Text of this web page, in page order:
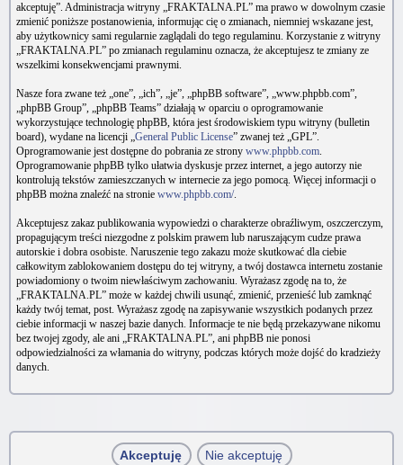
akceptuję”. Administracja witryny „FRAKTALNA.PL” ma prawo w dowolnym czasie
zmienić poniższe postanowienia, informując cię o zmianach, niemniej wskazane jest,
aby użytkownicy sami regularnie zaglądali do tego regulaminu. Korzystanie z witryny
„FRAKTALNA.PL” po zmianach regulaminu oznacza, że akceptujesz te zmiany ze
wszelkimi konsekwencjami prawnymi.
Nasze fora zwane też „one”, „ich”, „je”, „phpBB software”, „www.phpbb.com”,
„phpBB Group”, „phpBB Teams” działają w oparciu o oprogramowanie
wykorzystujące technologię phpBB, która jest środowiskiem typu witryny (bulletin
board), wydane na licencji „General Public License” zwanej też „GPL”.
Oprogramowanie jest dostępne do pobrania ze strony www.phpbb.com.
Oprogramowanie phpBB tylko ułatwia dyskusje przez internet, a jego autorzy nie
kontrolują tekstów zamieszczanych w internecie za jego pomocą. Więcej informacji o
phpBB można znaleźć na stronie www.phpbb.com/.
Akceptujesz zakaz publikowania wypowiedzi o charakterze obraźliwym, oszczerczym,
propagującym treści niezgodne z polskim prawem lub naruszającym cudze prawa
autorskie i dobra osobiste. Naruszenie tego zakazu może skutkować dla ciebie
całkowitym zablokowaniem dostępu do tej witryny, a twój dostawca internetu zostanie
powiadomiony o twoim niewłaściwym zachowaniu. Wyrażasz zgodę na to, że
„FRAKTALNA.PL” może w każdej chwili usunąć, zmienić, przenieść lub zamknąć
każdy twój temat, post. Wyrażasz zgodę na zapisywanie wszystkich podanych przez
ciebie informacji w naszej bazie danych. Informacje te nie będą przekazywane nikomu
bez twojej zgody, ale ani „FRAKTALNA.PL”, ani phpBB nie ponosi
odpowiedzialności za włamania do witryny, podczas których może dojść do kradzieży
danych.